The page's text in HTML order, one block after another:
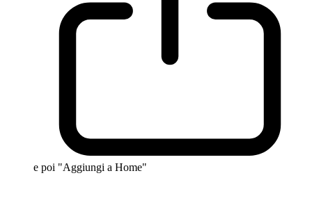
e poi "Aggiungi a Home"